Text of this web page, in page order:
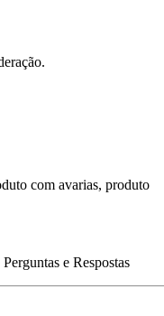
com avarias, produto
e Respostas